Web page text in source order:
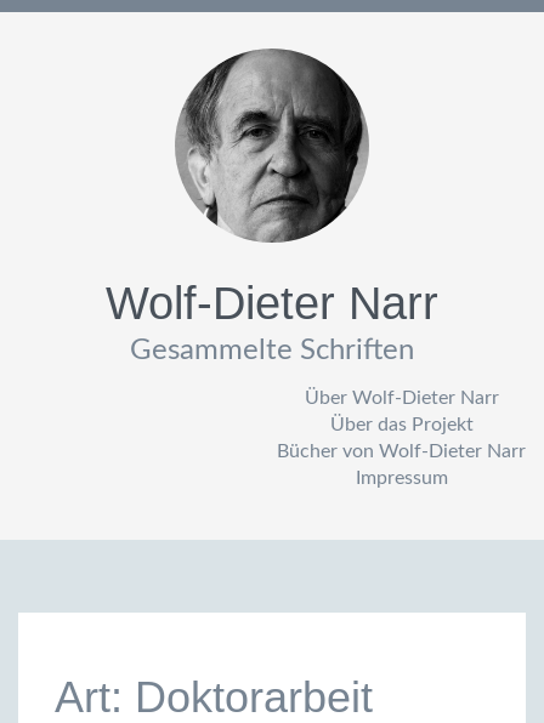
Wolf-Dieter Narr
Gesammelte Schriften
Über Wolf-Dieter Narr
Über das Projekt
Bücher von Wolf-Dieter Narr
Impressum
Art: Doktorarbeit